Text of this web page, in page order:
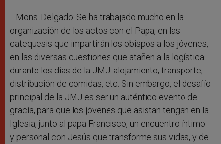
–Mons. Delgado: Se ha trabajado mucho en la
organización de los actos con el Papa, en las
catequesis que impartirán los obispos a los jóvenes,
en las diversas cuestiones que atañen a la logística
durante los días de la JMJ: alojamiento, transporte,
distribución de comidas, etc. Sin embargo, el desafío
principal de la JMJ es ser un auténtico evento de
gracia, para que los jóvenes que asistan tengan en la
Iglesia, junto al papa Francisco, un encuentro íntimo
y personal con Jesús que transforme sus vidas, y de